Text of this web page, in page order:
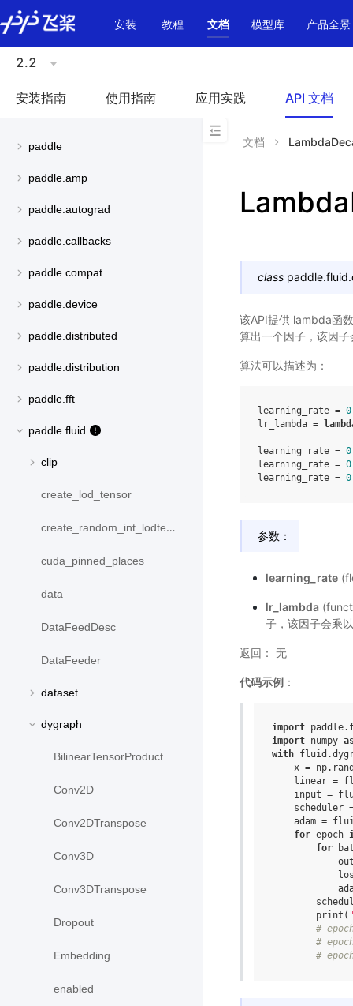
\u200E
安装
教程 文档 模型库 产品全景
2.2
安装指南 使用指南 应用实践 API 文档
paddle
paddle.amp
paddle.autograd
paddle.callbacks
paddle.compat
paddle.device
paddle.distributed
paddle.distribution
paddle.fft
paddle.fluid
clip
create_lod_tensor
create_random_int_lodtensor
cuda_pinned_places
data
DataFeedDesc
DataFeeder
dataset
dygraph
BilinearTensorProduct
Conv2D
Conv2DTranspose
Conv3D
Conv3DTranspose
Dropout
Embedding
enabled
文档
class
该API提供 lambda函
算出一个因子，该因
算法可以描述为：
learning_rate =
lr_lambda =
learning_rate =
learning_rate =
learning_rate =
参数：
learning_rate
lr_lambda
子，该因子会乘
返回： 无
代码示例 ：
import
import
numpy
with
fluid .
x = np.
linear =
input =
scheduler
adam =
for epoch
for
print (
#
#
#